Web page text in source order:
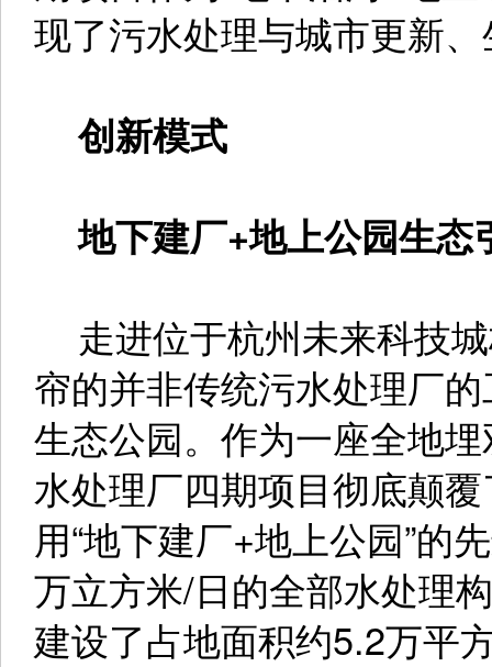
现了污水处理与城市更新
创新模式
地下建厂+地上公园生态
走进位于杭州未来科技
帘的并非传统污水处理厂
生态公园。作为一座全地
水处理厂四期项目彻底颠
用“地下建厂+地上公园”的
万立方米/日的全部水处理
建设了占地面积约5.2万平